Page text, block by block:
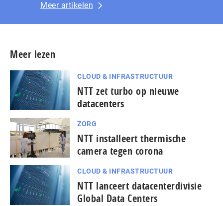
Meer artikelen
Meer lezen
CLOUD & INFRASTRUCTUUR
NTT zet turbo op nieuwe
datacenters
ZORG
NTT installeert thermische
camera tegen corona
CLOUD & INFRASTRUCTUUR
NTT lanceert datacenterdivisie
Global Data Centers